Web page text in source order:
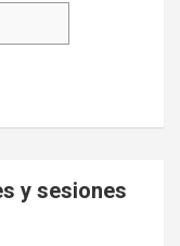
y sesiones